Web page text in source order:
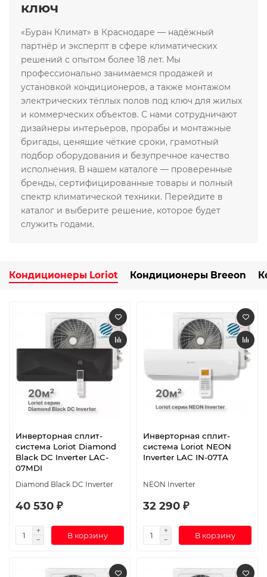
ключ
«Буран Климат» в Краснодаре — надёжный
партнёр и эксперпт в сфере климатических
решений с опытом более 18 лет. Мы
профессионально занимаемся продажей и
установкой кондиционеров, а также монтажом
электрических тёплых полов под ключ для жилых
и коммерческих объектов. С нами сотрудничают
дизайнеры интерьеров, прорабы и монтажные
бригады, ценящие чёткие сроки, грамотный
подбор оборудования и безупречное качество
исполнения. В нашем каталоге — проверенные
бренды, сертифицированные товары и полный
спектр климатической техники. Перейдите в
каталог и выберите решение, которое будет
служить годами.
Кондиционеры Loriot Кондиционеры Breeon
Инверторная сплит-
система Loriot Diamond
Black DC Inverter LAC-
07MDI
Diamond Black DC Inverter
40 530 ₽
В корзину
Инверторная сплит-
система Loriot NEON
Inverter LAC IN-07TA
NEON Inverter
32 290 ₽
В корзину